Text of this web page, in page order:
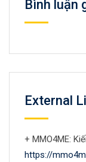
Bình luận
External
+ MMO4ME:
https://